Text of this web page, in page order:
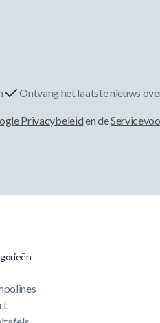
Ontvang het laatste nieuws
Privacybeleiden de